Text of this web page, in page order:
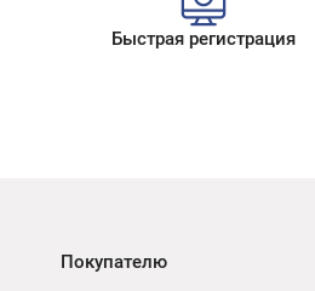
Быстрая регистрация
Покупателю